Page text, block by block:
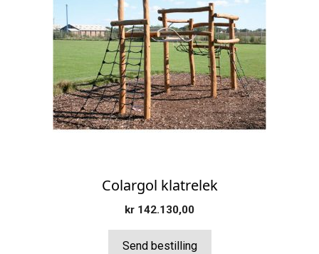
Colargol klatrelek
kr 142.130,00
Send bestilling